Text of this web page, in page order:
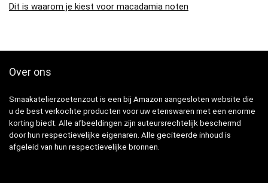
Dit is waarom je kiest voor macadamia noten
Over ons
Smaakatelierzoetenzout is een bij Amazon aangesloten website die
u de best verkochte producten voor uw etenswaren met een enorme
korting biedt. Alle afbeeldingen zijn auteursrechtelijk beschermd
door hun respectievelijke eigenaren. Alle geciteerde inhoud is
afgeleid van hun respectievelijke bronnen.